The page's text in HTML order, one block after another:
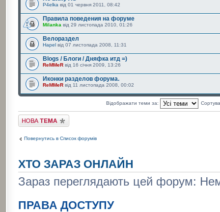
P4elkaвід 01 червня 2011, 08:42
Правила поведения на форуме
Milankaвід 29 листопада 2010, 01:26
Велораздел
Hapelвід 07 листопада 2008, 11:31
Blogs / Блоги / Дняфка итд =)
ReMMeRвід 16 січня 2009, 13:26
Иконки разделов форума.
ReMMeRвід 11 листопада 2008, 00:02
Відображати теми за:
Створити нову тему
Повернутись в Список форумів
ХТО ЗАРАЗ ОНЛАЙН
Зараз переглядають цей форум:
ПРАВА ДОСТУПУ